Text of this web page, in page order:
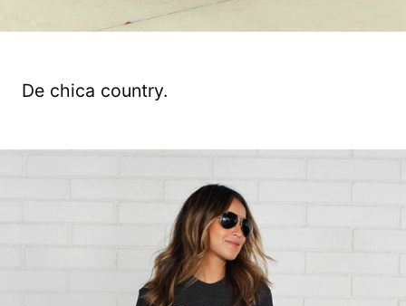
De chica country.